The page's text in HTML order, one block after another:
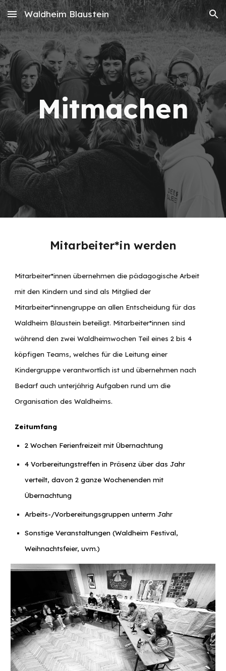
Skip to main content Skip to navigation
Waldheim Blaustein
Mitmachen
Mitarbeiter*in werden
Mitarbeiter*innen übernehmen die pädagogische Arbeit
mit den Kindern und sind als Mitglied der
Mitarbeiter*innengruppe an allen Entscheidung für das
Waldheim Blaustein beteiligt. Mitarbeiter*innen sind
während den zwei Waldheimwochen Teil eines 2 bis 4
köpfigen Teams, welches für die Leitung einer
Kindergruppe verantwortlich ist und übernehmen nach
Bedarf auch unterjährig Aufgaben rund um die
Organisation des Waldheims.
Zeitumfang
2 Wochen Ferienfreizeit mit Übernachtung
4 Vorbereitungstreffen in Präsenz über das Jahr
verteilt, davon 2 ganze Wochenenden mit
Übernachtung
Arbeits-/Vorbereitungsgruppen unterm Jahr
Sonstige Veranstaltungen (Waldheim Festival,
Weihnachtsfeier, uvm.)